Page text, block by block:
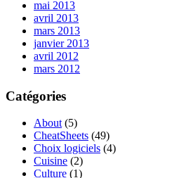
mai 2013
avril 2013
mars 2013
janvier 2013
avril 2012
mars 2012
Catégories
About(5)
CheatSheets (49)
Choix logiciels (4)
Cuisine (2)
Culture (1)